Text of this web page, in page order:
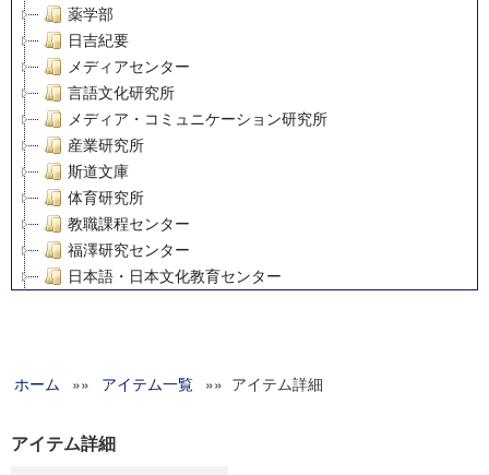
薬学部
日吉紀要
メディアセンター
言語文化研究所
メディア・コミュニケーション研究所
産業研究所
斯道文庫
体育研究所
教職課程センター
福澤研究センター
日本語・日本文化教育センター
グローバルリサーチインスティテュート
科学研究費補助金研究成果報告書
ホーム »» アイテム一覧 »» アイテム詳細
アイテム詳細